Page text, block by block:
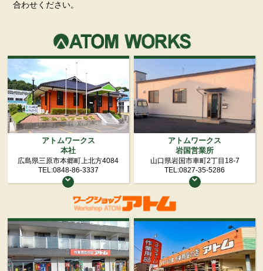
合わせください。
アトムワークス
本社
広島県三原市本郷町上北方4084
TEL:0848-86-3337
アトムワークス
岩国営業所
山口県岩国市車町2丁目18-7
TEL:0827-35-5286